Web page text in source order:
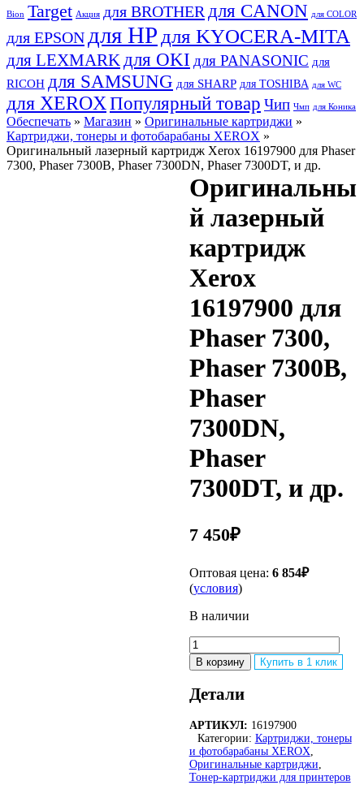
Bion Target Акция для BROTHER для CANON для COLOR
для EPSON для HP для KYOCERA-MITA
для LEXMARK для OKI для PANASONIC для
RICOH для SAMSUNG для SHARP для TOSHIBA для WC
для XEROX Популярный товар Чип Чмп для Коника
Обеспечать » Магазин » Оригинальные картриджи »
Картриджи, тонеры и фотобарабаны XEROX »
Оригинальный лазерный картридж Xerox 16197900 для Phaser
7300, Phaser 7300B, Phaser 7300DN, Phaser 7300DT, и др.
Оригинальны
й лазерный
картридж
Xerox
16197900 для
Phaser 7300,
Phaser 7300B,
Phaser
7300DN,
Phaser
7300DT, и др.
7 450₽
Оптовая цена: 6 854₽
(условия)
В наличии
Количество
товара
Оригинальный
лазерный
картридж
16197900
для
Phaser
7300,
В корзину Купить в 1 клик
Детали
АРТИКУЛ: 16197900
Категории: Картриджи, тонеры
и фотобарабаны XEROX,
Оригинальные картриджи
Тонер-картриджи для принтеров